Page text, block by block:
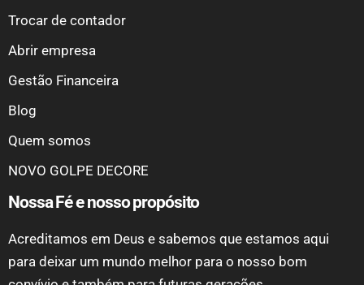
Trocar de contador
Abrir empresa
Gestão Financeira
Blog
Quem somos
NOVO GOLPE DECORE
Nossa Fé e nosso propósito
Acreditamos em Deus e sabemos que estamos aqui
para deixar um mundo melhor para o nosso bom